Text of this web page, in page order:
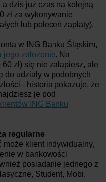
, a dziś już czas na kolejną
zł za wykonywanie
lub poleceń zapłaty).
w ING Banku Śląskim,
jego założenie. Na
zł) się nie załapiesz, ale
do udziały w podobnych
- historia pokazuje, że
je pod
ING Banku
regularne
może klient indywidualny,
w bankowości
posiadanie jednego z
Student, Mobi.